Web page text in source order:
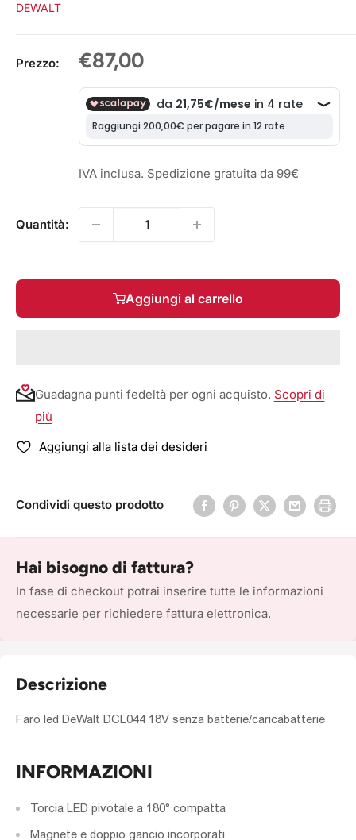
DEWALT
Prezzo:
Prezzo
€87,00
IVA inclusa. Spedizione gratuita da 99€
Quantità:
Aggiungi al carrello
Guadagna punti fedeltà per ogni acquisto. Scopri di
più
Aggiungi alla lista dei desideri
Condividi questo prodotto
Hai bisogno di fattura?
In fase di checkout potrai inserire tutte le informazioni
necessarie per richiedere fattura elettronica.
Descrizione
Faro led DeWalt DCL044 18V senza batterie/caricabatterie
INFORMAZIONI
Torcia LED pivotale a 180° compatta
Magnete e doppio gancio incorporati